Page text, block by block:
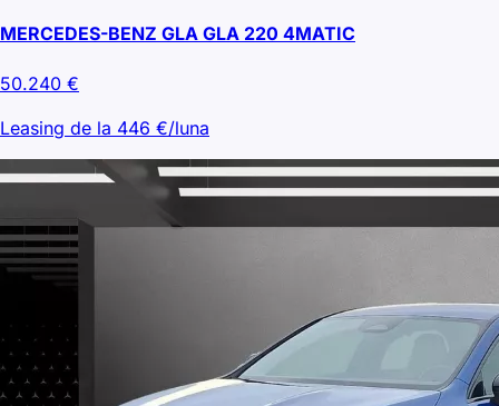
MERCEDES-BENZ GLA GLA 220 4MATIC
50.240 €
Leasing de la 446 €/luna